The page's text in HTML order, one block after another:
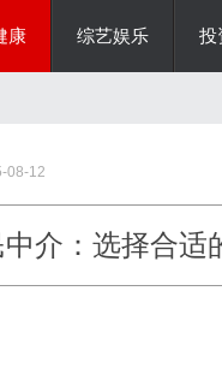
康 综艺娱乐 投
08-12
介：选择合适